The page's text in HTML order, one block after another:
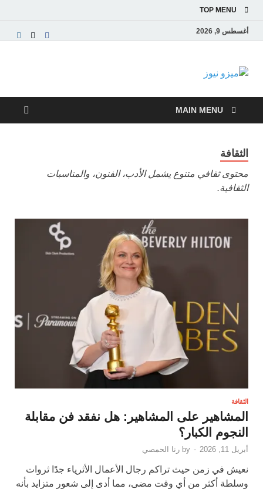
TOP MENU
أغسطس 9, 2026
ميزو نيوز
والاقتصادية
MAIN MENU
الثقافة
محتوى ثقافي متنوع يشمل الأدب، الفنون، والمناسبات
الثقافية.
الثقافة
المشاهير على المشاهير: هل نفقد فن مقابلة
النجوم الكبار؟
أبريل 11, 2026 -
by رنا الحمصي
نعيش في زمن حيث تراكم رجال الأعمال الأثرياء جدًا ثروات
وسلطة أكثر من أي وقت مضى، مما أدى إلى شعور متزايد بأنه